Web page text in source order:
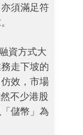
須滿足符
資方式大
走下坡的
效，市場
不少港股
儲幣」為